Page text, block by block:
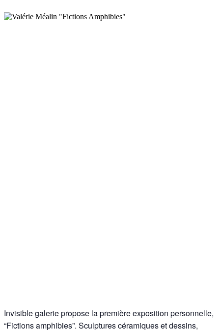
Invisible galerie propose la première exposition personnelle,
“Fictions amphibies”. Sculptures céramiques et dessins,